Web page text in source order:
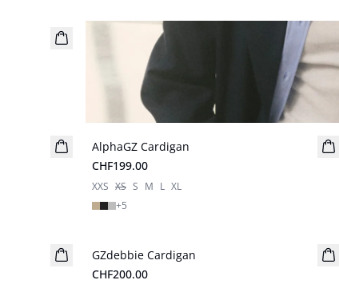
AlphaGZ Cardigan
CHF199.00
XXS XS S M L XL
+5
Neuheiten
GZdebbie Cardigan
CHF200.00